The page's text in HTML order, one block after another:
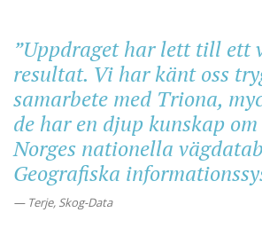
”Uppdraget har lett till ett
resultat. Vi har känt oss
samarbete med Triona,
de har en djup kunskap
Norges nationella
Geografiska
Terje, Skog-Data